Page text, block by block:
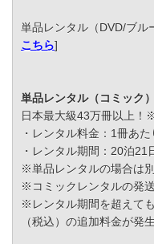
単品レンタル（DVD/ブル
こちら]
単品レンタル（コミック）
日本最大級43万冊以上
・レンタル料金：1冊あ
・レンタル期間：20泊21
※単品レンタルの場合は
※コミックレンタルの発
※レンタル期間を超えて
（税込）の追加料金が発